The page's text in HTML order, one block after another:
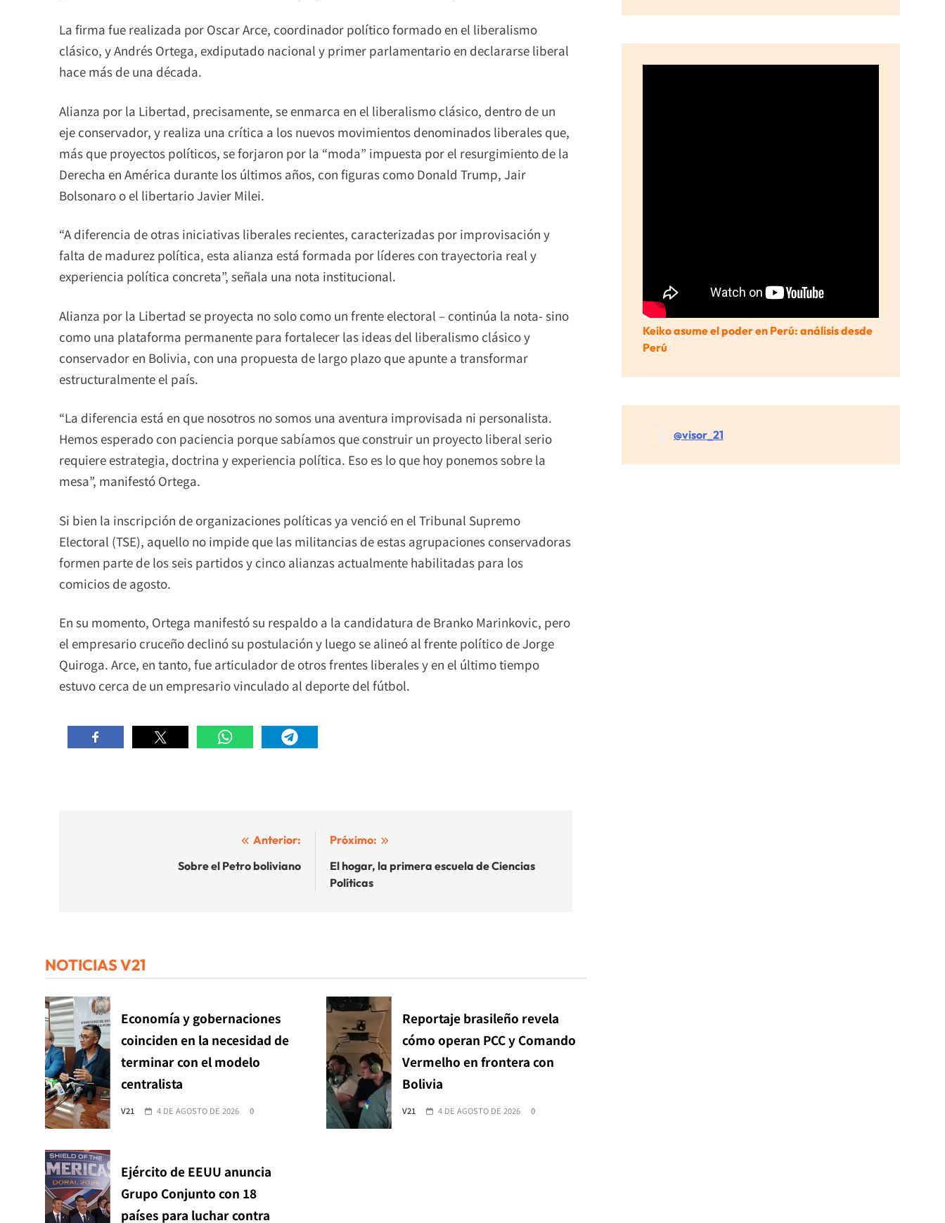
La firma fue realizada por Oscar Arce, coordinador político formado en el liberalismo
clásico, y Andrés Ortega, exdiputado nacional y primer parlamentario en declararse liberal
hace más de una década.
Alianza por la Libertad, precisamente, se enmarca en el liberalismo clásico, dentro de un
eje conservador, y realiza una crítica a los nuevos movimientos denominados liberales que,
más que proyectos políticos, se forjaron por la “moda” impuesta por el resurgimiento de la
Derecha en América durante los últimos años, con figuras como Donald Trump, Jair
Bolsonaro o el libertario Javier Milei.
“A diferencia de otras iniciativas liberales recientes, caracterizadas por improvisación y
falta de madurez política, esta alianza está formada por líderes con trayectoria real y
experiencia política concreta”, señala una nota institucional.
Alianza por la Libertad se proyecta no solo como un frente electoral – continúa la nota- sino
como una plataforma permanente para fortalecer las ideas del liberalismo clásico y
conservador en Bolivia, con una propuesta de largo plazo que apunte a transformar
estructuralmente el país.
“La diferencia está en que nosotros no somos una aventura improvisada ni personalista.
Hemos esperado con paciencia porque sabíamos que construir un proyecto liberal serio
requiere estrategia, doctrina y experiencia política. Eso es lo que hoy ponemos sobre la
mesa”, manifestó Ortega.
Si bien la inscripción de organizaciones políticas ya venció en el Tribunal Supremo
Electoral (TSE), aquello no impide que las militancias de estas agrupaciones conservadoras
formen parte de los seis partidos y cinco alianzas actualmente habilitadas para los
comicios de agosto.
En su momento, Ortega manifestó su respaldo a la candidatura de Branko Marinkovic, pero
el empresario cruceño declinó su postulación y luego se alineó al frente político de Jorge
Quiroga. Arce, en tanto, fue articulador de otros frentes liberales y en el último tiempo
estuvo cerca de un empresario vinculado al deporte del fútbol.
Anterior:
Sobre el Petro boliviano
Próximo:
El hogar, la primera escuela de Ciencias
Políticas
NOTICIAS V21
Economía y gobernaciones
coinciden en la necesidad de
terminar con el modelo
centralista
V21 4 DE AGOSTO DE 2026 0
Reportaje brasileño revela
cómo operan PCC y Comando
Vermelho en frontera con
Bolivia
V21 4 DE AGOSTO DE 2026 0
Ejército de EEUU anuncia
Grupo Conjunto con 18
países para luchar contra
Keiko asume el poder en Perú: análisis desde
Perú
@visor_21